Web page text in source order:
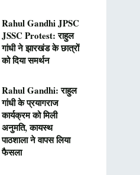
Rahul Gandhi JPSC
JSSC Protest: राहुल
गांधी ने झारखंड के छात्रों
को दिया समर्थन
Rahul Gandhi: राहुल
गांधी के प्रयागराज
कार्यक्रम को मिली
अनुमति, कायस्थ
पाठशाला ने वापस लिया
फैसला